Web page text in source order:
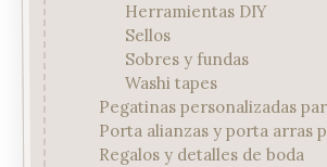
Herramientas DIY
Sellos
Sobres y fundas
Washi tapes
Pegatinas personalizadas
Porta alianzas y porta arras
Regalos y detalles de boda